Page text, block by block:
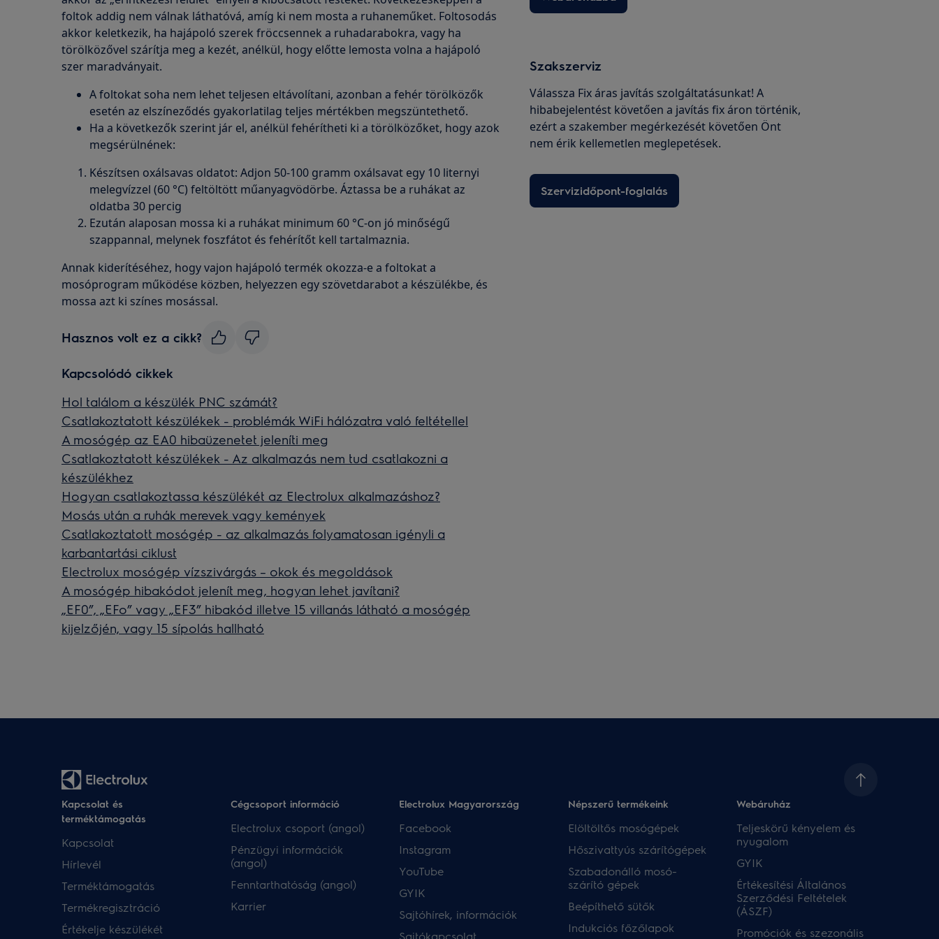
foltok addig nem válnak láthatóvá, amíg ki nem mosta a ruhaneműket. Foltosodás
akkor keletkezik, ha hajápoló szerek fröccsennek a ruhadarabokra, vagy ha
törölközővel szárítja meg a kezét, anélkül, hogy előtte lemosta volna a hajápoló
szer maradványait.
A foltokat soha nem lehet teljesen eltávolítani, azonban a fehér törölközők
esetén az elszíneződés gyakorlatilag teljes mértékben megszüntethető.
Ha a következők szerint jár el, anélkül fehérítheti ki a törölközőket, hogy azok
megsérülnének:
Készítsen oxálsavas oldatot: Adjon 50-100 gramm oxálsavat egy 10 liternyi
melegvízzel (60 °C) feltöltött műanyagvödörbe. Áztassa be a ruhákat az
oldatba 30 percig
Ezután alaposan mossa ki a ruhákat minimum 60 °C-on jó minőségű
szappannal, melynek foszfátot és fehérítőt kell tartalmaznia.
Annak kiderítéséhez, hogy vajon hajápoló termék okozza-e a foltokat a
mosóprogram működése közben, helyezzen egy szövetdarabot a készülékbe, és
mossa azt ki színes mosással.
Hasznos volt ez a cikk?
Kapcsolódó cikkek
Hol találom a készülék PNC számát?
Csatlakoztatott készülékek - problémák WiFi hálózatra való feltétellel
A mosógép az EA0 hibaüzenetet jeleníti meg
Csatlakoztatott készülékek - Az alkalmazás nem tud csatlakozni a
készülékhez
Hogyan csatlakoztassa készülékét az Electrolux alkalmazáshoz?
Mosás után a ruhák merevek vagy kemények
Csatlakoztatott mosógép - az alkalmazás folyamatosan igényli a
karbantartási ciklust
Electrolux mosógép vízszivárgás – okok és megoldások
A mosógép hibakódot jelenít meg, hogyan lehet javítani?
„EF0”, „EFo” vagy „EF3” hibakód illetve 15 villanás látható a mosógép
kijelzőjén, vagy 15 sípolás hallható
Szakszerviz
Válassza Fix áras javítás szolgáltatásunkat! A
hibabejelentést követően a javítás fix áron történik,
ezért a szakember megérkezését követően Önt
nem érik kellemetlen meglepetések.
Szervizidőpont-foglalás
Kapcsolat és
terméktámogatás
Kapcsolat
Hírlevél
Terméktámogatás
Termékregisztráció
Értékelje készülékét
Cégcsoport információ
Electrolux csoport (angol)
Pénzügyi információk
(angol)
Fenntarthatóság (angol)
Karrier
Electrolux Magyarország
Facebook
Instagram
YouTube
GYIK
Sajtóhírek, információk
Sajtókapcsolat
Népszerű termékeink
Elöltöltős mosógépek
Hőszivattyús szárítógépek
Szabadonálló mosó-
szárító gépek
Beépíthető sütők
Indukciós főzőlapok
Webáruház​
Teljeskörű kényelem és
nyugalom
GYIK
Értékesítési Általános
Szerződési Feltételek
(ÁSZF)
Promóciók és szezonális